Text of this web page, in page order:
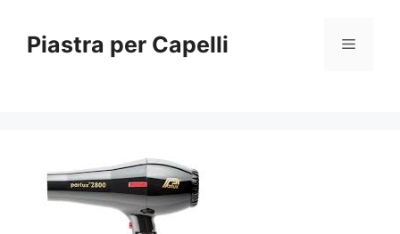
contenuto
Piastra per Capelli Menu